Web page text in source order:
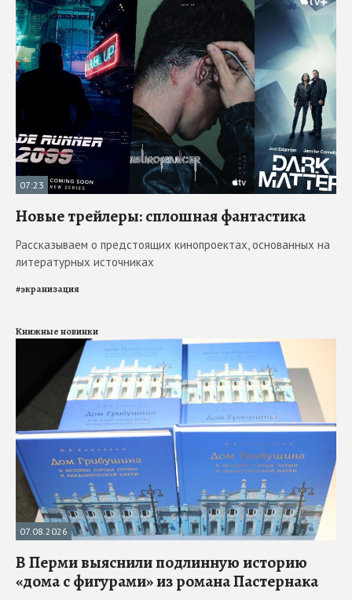
07:23
Новые трейлеры: сплошная фантастика
Рассказываем о предстоящих кинопроектах, основанных на
литературных источниках
#экранизация
Книжные новинки
07.08.2026
В Перми выяснили подлинную историю
«дома с фигурами» из романа Пастернака